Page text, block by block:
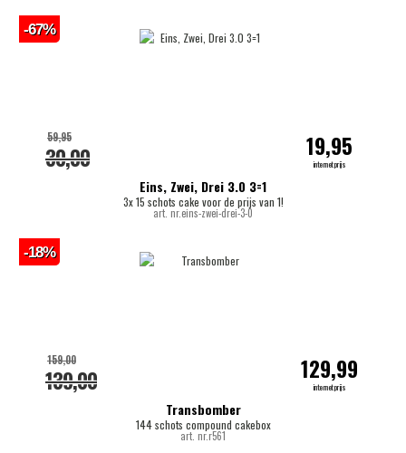
Eins, Zwei, Drei 3.0 3=1
3x 15 schots cake voor de prijs van 1!
art. nr.eins-zwei-drei-3-0
30,00
59,95 19,95
internetprijs
-67%
Transbomber
144 schots compound cakebox
art. nr.r561
139,00
159,00 129,99
internetprijs
-18%